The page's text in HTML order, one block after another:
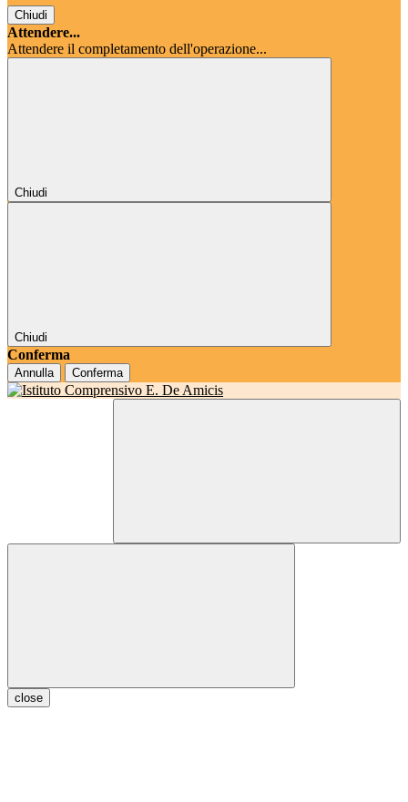
Chiudi
Attendere...
Attendere il completamento dell'operazione...
Chiudi
Chiudi
Conferma
Annulla Conferma
close